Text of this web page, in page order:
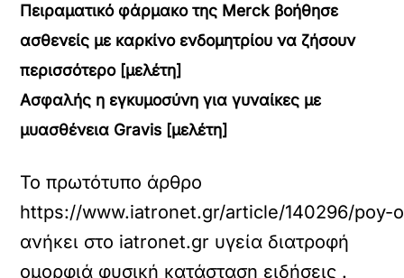
Πειραματικό φάρμακο της Merck βοήθησε
ασθενείς με καρκίνο ενδομητρίου να ζήσουν
περισσότερο [μελέτη]
Ασφαλής η εγκυμοσύνη για γυναίκες με
μυασθένεια Gravis [μελέτη]
Το πρωτότυπο άρθρο
https://www.iatronet.gr/article/140296/
ανήκει στο iatronet.gr υγεία διατροφή
ομορφιά φυσική κατάσταση ειδήσεις .